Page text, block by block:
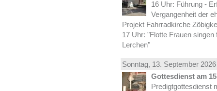
16 Uhr: Führung -
Vergangenheit der
Projekt Fahrradkirche
17 Uhr: "Flotte Frauen
Lerchen"
Sonntag, 13. September
Gottesdienst am
Predigtgottesdienst